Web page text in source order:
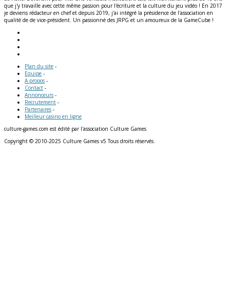
que j'y travaille avec cette même passion pour l'écriture et la culture du jeu vidéo ! En 2017
je deviens rédacteur en chef et depuis 2019, j'ai intégré la présidence de l'association en
qualité de de vice-président. Un passionné des JRPG et un amoureux de la GameCube !
Plan du site -
Equipe -
A propos -
Contact -
Annonceurs -
Recrutement -
Partenaires -
Meilleur casino en ligne
culture-games.com est édité par l'association Culture Games
Copyright © 2010-2025 Culture Games v5 Tous droits réservés.